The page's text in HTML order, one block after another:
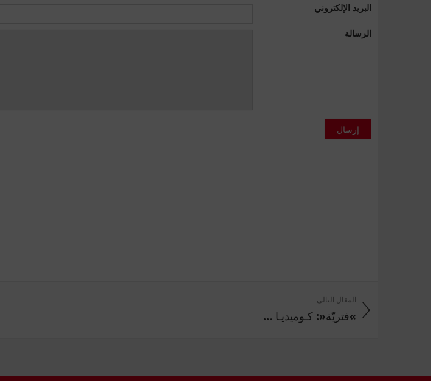
البريد الإلكتروني
الرسالة
إرسال
المقال التالي
»فتريّة«: كـوميديـا ...